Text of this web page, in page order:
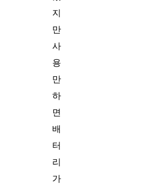
지
만
사
용
만
하
면
배
터
리
가